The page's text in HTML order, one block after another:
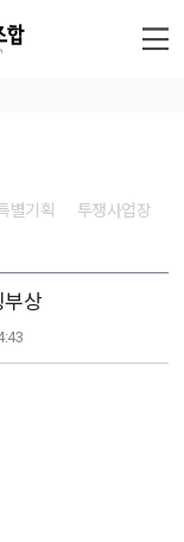
별기획 투쟁사업장
부상